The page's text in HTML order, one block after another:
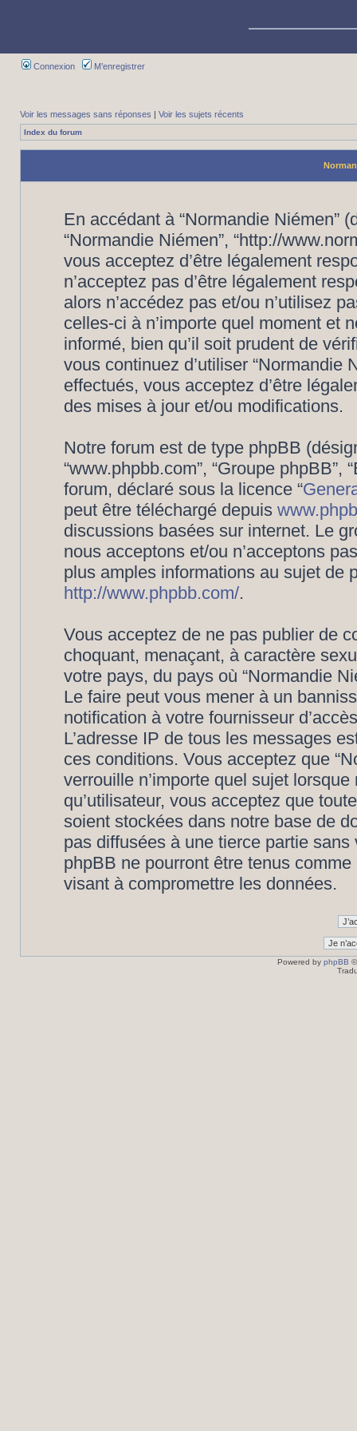
Connexion M’enregistrer
Voir les messages sans réponses | Voir les sujets récents
Index du forum
En accédant à “Normandie Niémen”
“Normandie Niémen”, “http://
vous acceptez d’être légalement
n’acceptez pas d’être légalement
alors n’accédez pas et/ou n’utilisez
celles-ci à n’importe quel moment et
informé, bien qu’il soit prudent de
vous continuez d’utiliser “Normandie
effectués, vous acceptez d’être
des mises à jour et/ou modifications.
Notre forum est de type phpBB
“www.phpbb.com”, “Groupe
forum, déclaré sous la licence “
peut être téléchargé depuis
discussions basées sur internet. Le
nous acceptons et/ou n’acceptons
plus amples informations au sujet de
http://www.phpbb.com/.
Vous acceptez de ne pas publier de
choquant, menaçant, à caractère
votre pays, du pays où “Normandie
Le faire peut vous mener à un
notification à votre fournisseur
L’adresse IP de tous les messages
ces conditions. Vous acceptez que
verrouille n’importe quel sujet
qu’utilisateur, vous acceptez que
soient stockées dans notre base de
pas diffusées à une tierce partie
phpBB ne pourront être tenus
visant à compromettre les données.
Powered by phpBB